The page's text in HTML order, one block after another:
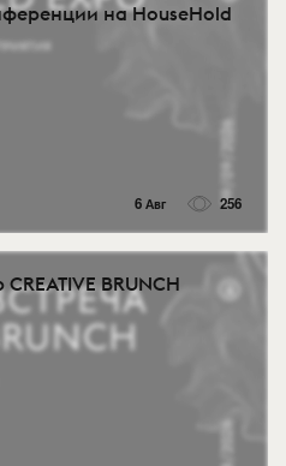
на HouseHold
6 Авг 256
BRUNCH